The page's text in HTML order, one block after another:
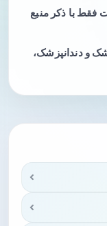
فقط با ذکر منبع
و دندانپزشک،